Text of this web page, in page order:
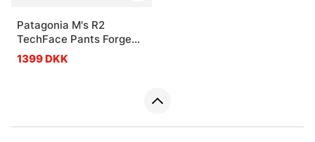
Patagonia M's R2
TechFace Pants Forge
Grey
1399 DKK